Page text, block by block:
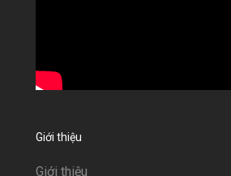
Giới thiệu
Giới thiệu